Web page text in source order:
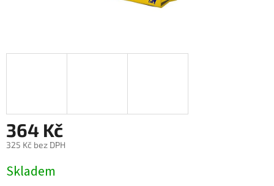
364 Kč
325 Kč bez DPH
cena:
Skladem